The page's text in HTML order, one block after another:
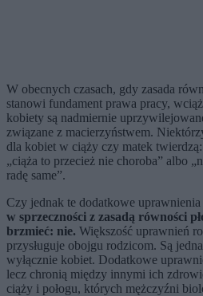
W obecnych czasach, gdy zasada
stanowi fundament prawa pracy,
kobiety są nadmiernie
związane z macierzyństwem.
dla kobiet w ciąży czy matek
„ciąża to przecież nie choroba” albo
radę same”.
Czy jednak te dodatkowe
w sprzeczności z zasadą równości
brzmieć: nie. Większość uprawnień
przysługuje obojgu rodzicom. Są
wyłącznie kobiet. Dodatkowe
lecz chronią między innymi ich
ciąży i połogu, których mężczyźni